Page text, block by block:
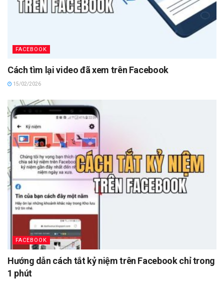
FACEBOOK
Cách tìm lại video đã xem trên Facebook
15/02/2026
FACEBOOK
Hướng dẫn cách tắt kỷ niệm trên Facebook chỉ trong
1 phút